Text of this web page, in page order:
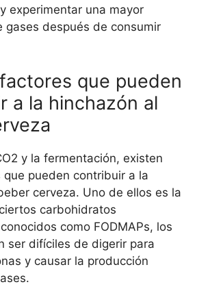
experimentar una mayor
gases después de consumir
que pueden
a la hinchazón al
y la fermentación, existen
pueden contribuir a la
cerveza. Uno de ellos es la
carbohidratos
como FODMAPs, los
ser difíciles de digerir para
y causar la producción